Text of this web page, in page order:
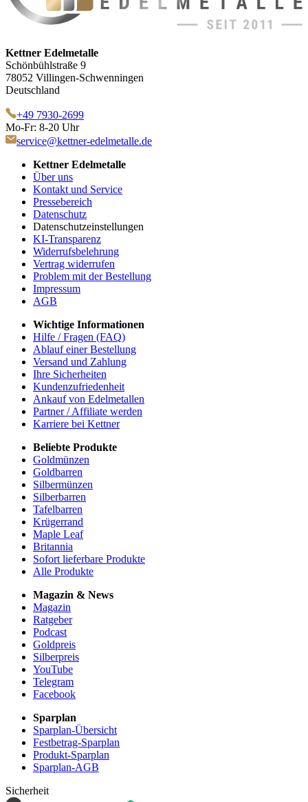
Kettner Edelmetalle
Schönbühlstraße 9
78052 Villingen-Schwenningen
Deutschland
+49 7930-2699
Mo-Fr: 8-20 Uhr
service@kettner-edelmetalle.de
Kettner Edelmetalle
Über uns
Kontakt und Service
Pressebereich
Datenschutz
Datenschutzeinstellungen
KI-Transparenz
Widerrufsbelehrung
Vertrag widerrufen
Problem mit der Bestellung
Impressum
AGB
Wichtige Informationen
Hilfe / Fragen (FAQ)
Ablauf einer Bestellung
Versand und Zahlung
Ihre Sicherheiten
Kundenzufriedenheit
Ankauf von Edelmetallen
Partner / Affiliate werden
Karriere bei Kettner
Beliebte Produkte
Goldmünzen
Goldbarren
Silbermünzen
Silberbarren
Tafelbarren
Krügerrand
Maple Leaf
Britannia
Sofort lieferbare Produkte
Alle Produkte
Magazin & News
Magazin
Ratgeber
Podcast
Goldpreis
Silberpreis
YouTube
Telegram
Facebook
Sparplan
Sparplan-Übersicht
Festbetrag-Sparplan
Produkt-Sparplan
Sparplan-AGB
Sicherheit